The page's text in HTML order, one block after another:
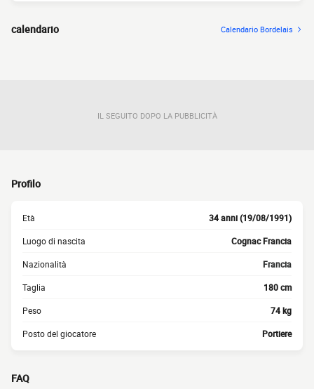
calendario Calendario Bordelais
IL SEGUITO DOPO LA PUBBLICITÀ
Profilo
Età 34 anni (19/08/1991)
Luogo di nascita Cognac Francia
Nazionalità Francia
Taglia 180 cm
Peso 74 kg
Posto del giocatore Portiere
FAQ